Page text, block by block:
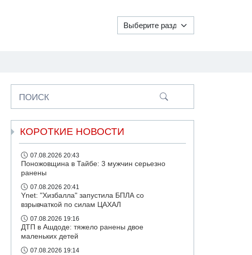
ПОИСК
КОРОТКИЕ НОВОСТИ
07.08.2026 20:43
Поножовщина в Тайбе: 3 мужчин серьезно
ранены
07.08.2026 20:41
Ynet: "Хизбалла" запустила БПЛА со
взрывчаткой по силам ЦАХАЛ
07.08.2026 19:16
ДТП в Ашдоде: тяжело ранены двое
маленьких детей
07.08.2026 19:14